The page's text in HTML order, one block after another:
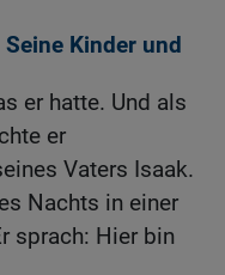
Kinder und
er hatte. Und als
er
Vaters Isaak.
Nachts in einer
sprach: Hier bin